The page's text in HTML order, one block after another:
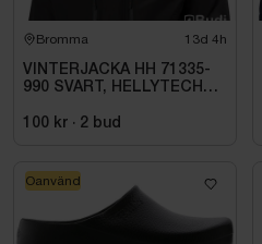
Bromma 13d 4h
VINTERJACKA HH 71335-
990 SVART, HELLYTECH
100 kr · 2 bud
Oanvänd